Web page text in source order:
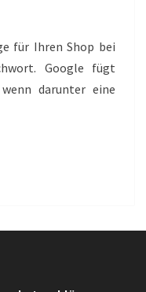
für Ihren Shop bei
Google fügt
darunter eine